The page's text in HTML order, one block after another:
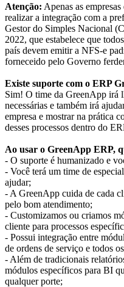
Atenção: Apenas as
realizar a integração com a
Gestor do Simples Nacional
2022, que estabelece que
país devem emitir a NFS-e
forneceido pelo Governo
Existe suporte com o ERP
Sim! O time da GreenApp irá
necessárias e também irá
empresa e mostrar na prática
desses processos dentro do
Ao usar o GreenApp ERP,
- O suporte é humanizado e
- Você terá um time de
ajudar;
- A GreenApp cuida de cada
pelo bom atendimento;
- Customizamos ou criamos
cliente para processos
- Possui integração entre
de ordens de serviço e todos
- Além de tradicionais
módulos específicos para BI
qualquer porte;